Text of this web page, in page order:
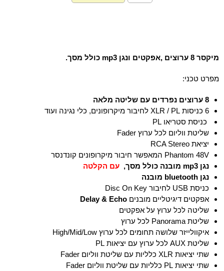
מיקסר 8 ערוצים ,אפקטים ונגן mp3 כולל מסך.
מפרט טכני:
8 ערוצים נפרדים עם שליטה מלאה
6 כניסות
XLR / PL לחיבור מיקרופונים, כלי נגינה ועוד
כניסת סטריאו PL
שליטת ווליום לכל ערוץ Fader
יציאת RCA Stereo
Phantom 48V המאפשר חיבור מיקרופונים קונדנסר
נגן mp3 מובנה כולל מסך, עם הקלטה
נגן bluetooth מובנה
כניסת USB לחיבור Disc On Key
אפקטים דיגיטליים מובנים Delay & Echo
שליטה לכל ערוץ על אפקטים
שליטת Panorama לכל ערוץ
איקוולייזר שלושה תחומים לכל ערוץ High/Mid/Low
שליטת AUX לכל ערוץ עם יציאות PL
שתי יציאות XLR כלליות עם שליטת ווליום Fader
שתי יציאות PL כלליות עם שליטת ווליום Fader